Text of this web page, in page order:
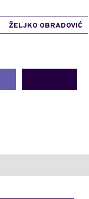
ŽELJKO OBRADOVIĆ